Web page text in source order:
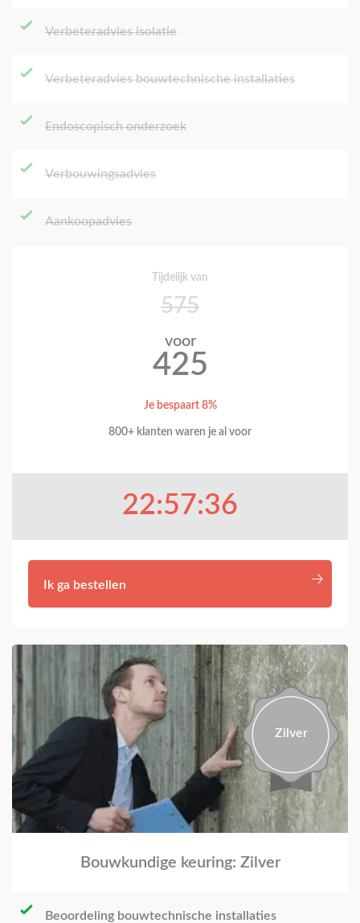
Verbeteradvies isolatie
Verbeteradvies bouwtechnische installaties
Endoscopisch onderzoek
Verbouwingsadvies
Aankoopadvies
Tijdelijk van
575
voor
425
Je bespaart 8%
800+ klanten waren je al voor
22:57:35
Ik ga bestellen
Zilver
Bouwkundige keuring: Zilver
Beoordeling bouwtechnische installaties